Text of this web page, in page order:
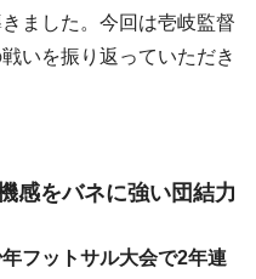
ました。今回は壱岐監督
いを振り返っていただき
感をバネに強い団結力
フットサル大会で2年連